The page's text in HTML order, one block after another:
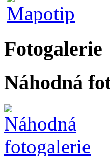
Fotogalerie
Náhodná